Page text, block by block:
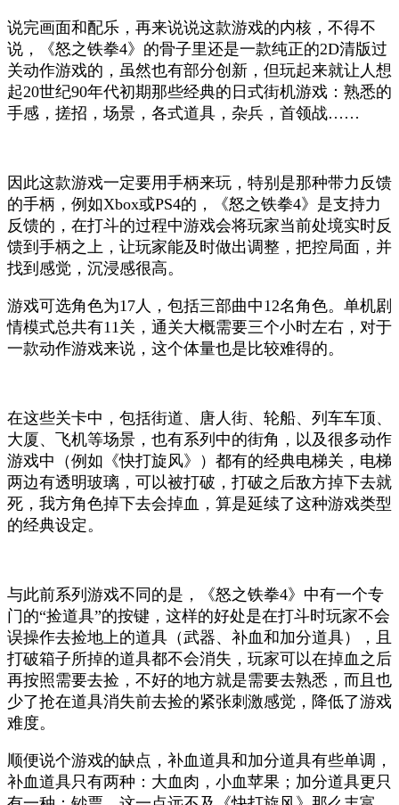
说完画面和配乐，再来说说这款游戏的内核，不得不
说，《怒之铁拳4》的骨子里还是一款纯正的2D清版过
关动作游戏的，虽然也有部分创新，但玩起来就让人想
起20世纪90年代初期那些经典的日式街机游戏：熟悉的
手感，搓招，场景，各式道具，杂兵，首领战……
因此这款游戏一定要用手柄来玩，特别是那种带力反馈
的手柄，例如Xbox或PS4的，《怒之铁拳4》是支持力
反馈的，在打斗的过程中游戏会将玩家当前处境实时反
馈到手柄之上，让玩家能及时做出调整，把控局面，并
找到感觉，沉浸感很高。
游戏可选角色为17人，包括三部曲中12名角色。单机剧
情模式总共有11关，通关大概需要三个小时左右，对于
一款动作游戏来说，这个体量也是比较难得的。
在这些关卡中，包括街道、唐人街、轮船、列车车顶、
大厦、飞机等场景，也有系列中的街角，以及很多动作
游戏中（例如《快打旋风》）都有的经典电梯关，电梯
两边有透明玻璃，可以被打破，打破之后敌方掉下去就
死，我方角色掉下去会掉血，算是延续了这种游戏类型
的经典设定。
与此前系列游戏不同的是，《怒之铁拳4》中有一个专
门的“捡道具”的按键，这样的好处是在打斗时玩家不会
误操作去捡地上的道具（武器、补血和加分道具），且
打破箱子所掉的道具都不会消失，玩家可以在掉血之后
再按照需要去捡，不好的地方就是需要去熟悉，而且也
少了抢在道具消失前去捡的紧张刺激感觉，降低了游戏
难度。
顺便说个游戏的缺点，补血道具和加分道具有些单调，
补血道具只有两种：大血肉，小血苹果；加分道具更只